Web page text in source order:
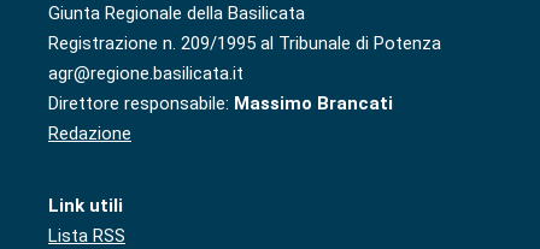
Giunta Regionale della Basilicata
Registrazione n. 209/1995 al Tribunale di Potenza
agr@regione.basilicata.it
Direttore responsabile: Massimo Brancati
Redazione
Link utili
Lista RSS